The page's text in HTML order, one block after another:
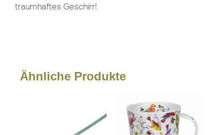
traumhaftes Geschirr!
Ähnliche Produkte